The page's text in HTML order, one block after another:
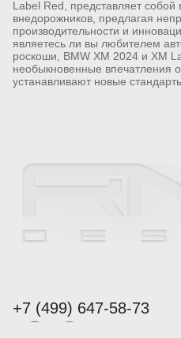
Label Red, представляет
внедорожников, предлагая
производительности и
являетесь ли вы любителем
роскоши, BMW XM 2024 и XM
необыкновенные впечатления
устанавливают новые
+7 (499) 647-58-73